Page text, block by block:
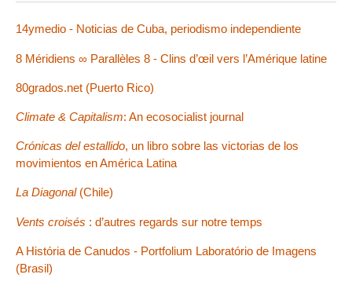
14ymedio - Noticias de Cuba, periodismo independiente
8 Méridiens ∞ Parallèles 8 - Clins d’œil vers l’Amérique latine
80grados.net (Puerto Rico)
Climate & Capitalism: An ecosocialist journal
Crónicas del estallido, un libro sobre las victorias de los
movimientos en América Latina
La Diagonal(Chile)
Vents croisés : d’autres regards sur notre temps
A História de Canudos - Portfolium Laboratório de Imagens
(Brasil)